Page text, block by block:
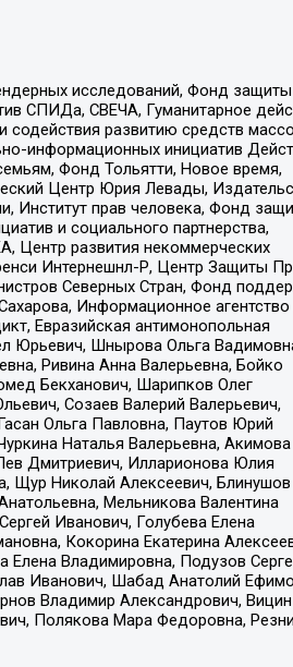
исследований, Фонд
СПИДа, СВЕЧА, Гуманитарное
развитию средств
информационных инициатив
Фонд Тольятти, Новое время,
Центр Юрия Левады,
Институт прав человека, Фонд
и социального партнерства,
Центр развития некоммерческих
Интернешнл-Р, Центр Защиты
Северных Стран, Фонд
Информационное
Евразийская антимонопольная
Юрьевич, Шнырова Ольга
Ривина Анна Валерьевна, Бойко
Бекханович, Шарипков Олег
Созаев Валерий Валерьевич,
Ольга Павловна, Паутов Юрий
Наталья Валерьевна, Акимова
Дмитриевич, Илларионова Юлия
Щур Николай Алексеевич, Блинушов
Мельникова Валентина
Иванович, Голубева Елена
Кокорина Екатерина
Владимировна, Подузов
Иванович, Шабад Анатолий
Владимир Александрович, Вицин
Полякова Мара Федоровна,